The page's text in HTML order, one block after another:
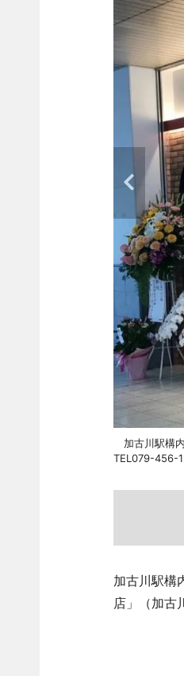
加古川駅構
TEL079-456-
加古川駅構
店」（加古